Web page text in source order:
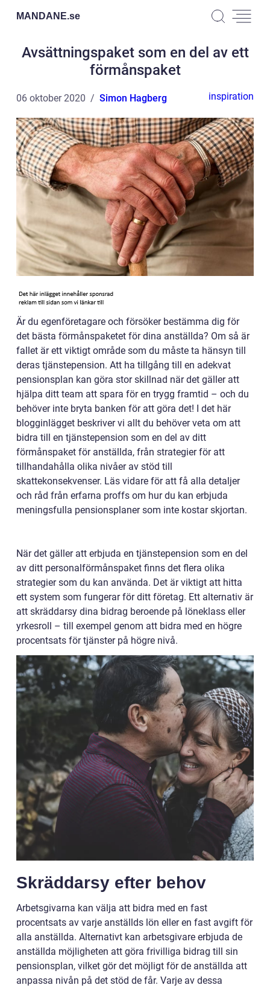
MANDANE.se
Avsättningspaket som en del av ett
förmånspaket
06 oktober 2020 Simon Hagberg inspiration
Är du egenföretagare och försöker bestämma dig för
det bästa förmånspaketet för dina anställda? Om så är
fallet är ett viktigt område som du måste ta hänsyn till
deras tjänstepension. Att ha tillgång till en adekvat
pensionsplan kan göra stor skillnad när det gäller att
hjälpa ditt team att spara för en trygg framtid – och du
behöver inte bryta banken för att göra det! I det här
blogginlägget beskriver vi allt du behöver veta om att
bidra till en tjänstepension som en del av ditt
förmånspaket för anställda, från strategier för att
tillhandahålla olika nivåer av stöd till
skattekonsekvenser. Läs vidare för att få alla detaljer
och råd från erfarna proffs om hur du kan erbjuda
meningsfulla pensionsplaner som inte kostar skjortan.
När det gäller att erbjuda en tjänstepension som en del
av ditt personalförmånspaket finns det flera olika
strategier som du kan använda. Det är viktigt att hitta
ett system som fungerar för ditt företag. Ett alternativ är
att skräddarsy dina bidrag beroende på löneklass eller
yrkesroll – till exempel genom att bidra med en högre
procentsats för tjänster på högre nivå.
Skräddarsy efter behov
Arbetsgivarna kan välja att bidra med en fast
procentsats av varje anställds lön eller en fast avgift för
alla anställda. Alternativt kan arbetsgivare erbjuda de
anställda möjligheten att göra frivilliga bidrag till sin
pensionsplan, vilket gör det möjligt för de anställda att
anpassa nivån på det stöd de får. Varje av dessa